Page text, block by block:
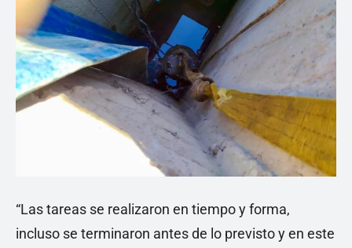
“Las tareas se realizaron en tiempo y forma,
incluso se terminaron antes de lo previsto y en este